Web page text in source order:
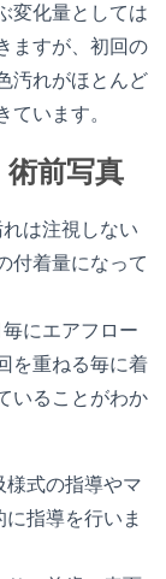
変化量としては
ますが、初回の
汚れがほとんど
ています。
前写真
は注視しない
付着量になって
にエアフロー
を重ねる毎に着
いることがわか
様式の指導やマ
指導を行いま